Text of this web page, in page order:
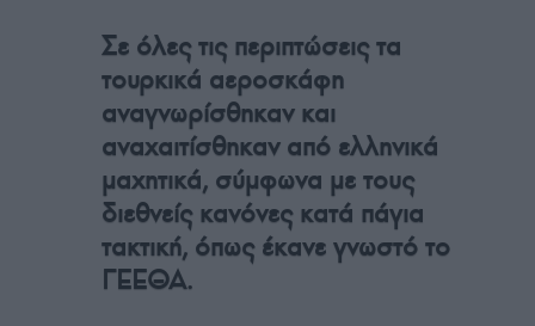
Σε όλες τις περιπτώσεις τα
τουρκικά αεροσκάφη
αναγνωρίσθηκαν και
αναχαιτίσθηκαν από ελληνικά
μαχητικά, σύμφωνα με τους
διεθνείς κανόνες κατά πάγια
τακτική, όπως έκανε γνωστό το
ΓΕΕΘΑ.